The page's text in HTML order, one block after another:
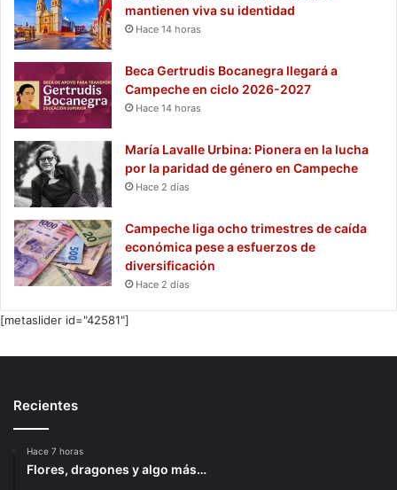
mantienen viva su identidad
Hace 14 horas
Beca Gertrudis Bocanegra llegará a
Campeche en ciclo 2026-2027
Hace 14 horas
María Lavalle Urbina: Pionera en la lucha
por la paridad de género en Campeche
Hace 2 días
Campeche liga ocho trimestres de caída
económica pese a esfuerzos de
diversificación
Hace 2 días
[metaslider id="42581"]
Recientes
Hace 7 horas
Flores, dragones y algo más…